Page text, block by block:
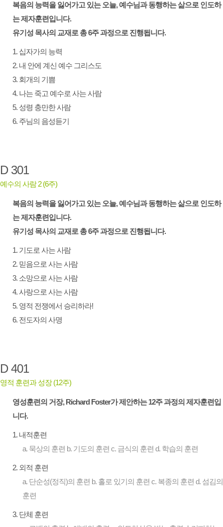
복음의 능력을 잃어가고 있는 오늘, 예수님과 동행하는 삶으로 인도하
는 제자훈련입니다.
유기성 목사의 교재로 총 6주 과정으로 진행됩니다.
1. 십자가의 능력
2. 내 안에 계신 예수 그리스도
3. 회개의 기쁨
4. 나는 죽고 예수로 사는 사람
5. 성령 충만한 사람
6. 주님의 음성듣기
D 301
예수의 사람 2 (6주)
복음의 능력을 잃어가고 있는 오늘, 예수님과 동행하는 삶으로 인도하
는 제자훈련입니다.
유기성 목사의 교재로 총 6주 과정으로 진행됩니다.
1. 기도로 사는 사람
2. 믿음으로 사는 사람
3. 소망으로 사는 사람
4. 사랑으로 사는 사람
5. 영적 전쟁에서 승리하라!
6. 전도자의 사명
D 401
영적 훈련과 성장 (12주)
영성훈련의 거장, Richard Foster가 제안하는 12주 과정의 제자훈련입
니다.
1. 내적훈련
a. 묵상의 훈련 b. 기도의 훈련 c. 금식의 훈련 d. 학습의 훈련
2. 외적 훈련
a. 단순성(정직)의 훈련 b. 홀로 있기의 훈련 c. 복종의 훈련 d. 섬김의
훈련
3. 단체 훈련